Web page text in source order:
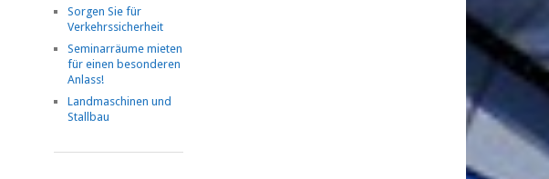
Sorgen Sie für
Verkehrssicherheit
Seminarräume mieten
für einen besonderen
Anlass!
Landmaschinen und
Stallbau